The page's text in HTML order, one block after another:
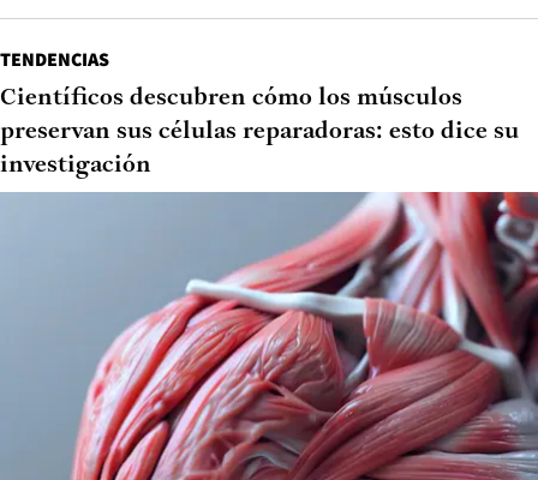
TENDENCIAS
Científicos descubren cómo los músculos
preservan sus células reparadoras: esto dice su
investigación